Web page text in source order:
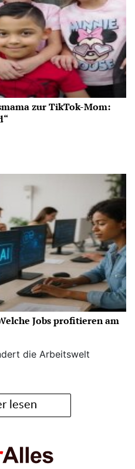
zur TikTok-Mom:
Jobs profitieren am
die Arbeitswelt
lesen